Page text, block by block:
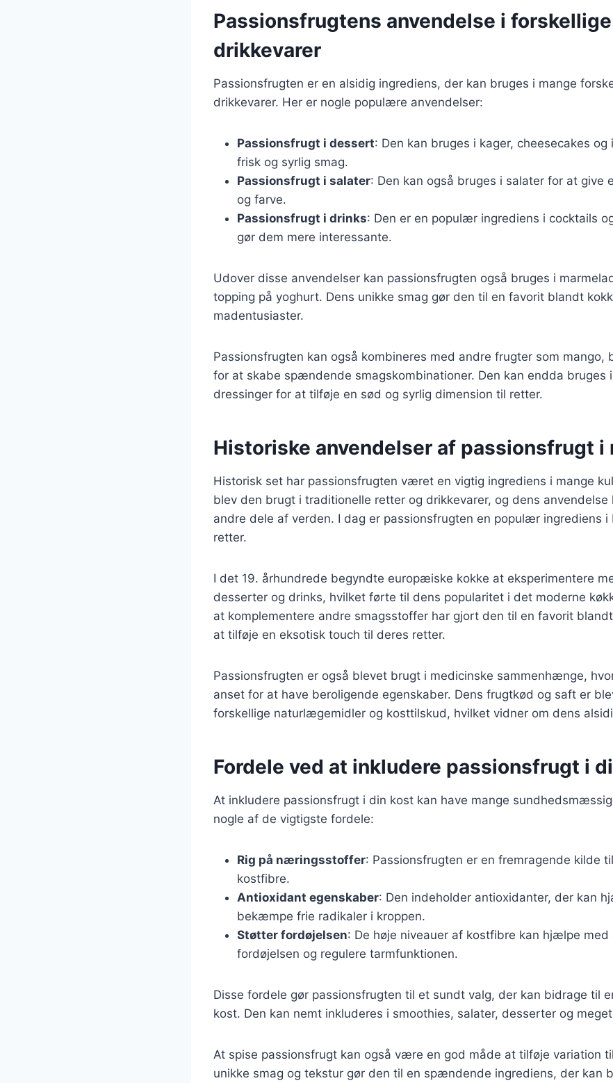
Passionsfrugtens anvendelse i
drikkevarer
Passionsfrugten er en alsidig ingrediens, der kan bruges i mange
drikkevarer. Her er nogle populære anvendelser:
Passionsfrugt i dessert: Den kan bruges i kager, cheesecakes
frisk og syrlig smag.
Passionsfrugt i salater: Den kan også bruges i salater for at give
og farve.
Passionsfrugt i drinks: Den er en populær ingrediens i cocktails
gør dem mere interessante.
Udover disse anvendelser kan passionsfrugten også bruges i
topping på yoghurt. Dens unikke smag gør den til en favorit blandt
madentusiaster.
Passionsfrugten kan også kombineres med andre frugter som
for at skabe spændende smagskombinationer. Den kan endda bruges
dressinger for at tilføje en sød og syrlig dimension til retter.
Historiske anvendelser af passionsfrugt i
Historisk set har passionsfrugten været en vigtig ingrediens i mange
blev den brugt i traditionelle retter og drikkevarer, og dens anvendelse
andre dele af verden. I dag er passionsfrugten en populær ingrediens i
retter.
I det 19. århundrede begyndte europæiske kokke at eksperimentere
desserter og drinks, hvilket førte til dens popularitet i det moderne
at komplementere andre smagsstoffer har gjort den til en favorit
at tilføje en eksotisk touch til deres retter.
Passionsfrugten er også blevet brugt i medicinske sammenhænge,
anset for at have beroligende egenskaber. Dens frugtkød og saft er
forskellige naturlægemidler og kosttilskud, hvilket vidner om dens
Fordele ved at inkludere passionsfrugt i
At inkludere passionsfrugt i din kost kan have mange
nogle af de vigtigste fordele:
Rig på næringsstoffer: Passionsfrugten er en fremragende kilde
kostfibre.
Antioxidant egenskaber: Den indeholder antioxidanter, der kan
bekæmpe frie radikaler i kroppen.
Støtter fordøjelsen: De høje niveauer af kostfibre kan hjælpe med
fordøjelsen og regulere tarmfunktionen.
Disse fordele gør passionsfrugten til et sundt valg, der kan bidrage til
kost. Den kan nemt inkluderes i smoothies, salater, desserter og
At spise passionsfrugt kan også være en god måde at tilføje variation
unikke smag og tekstur gør den til en spændende ingrediens, der kan